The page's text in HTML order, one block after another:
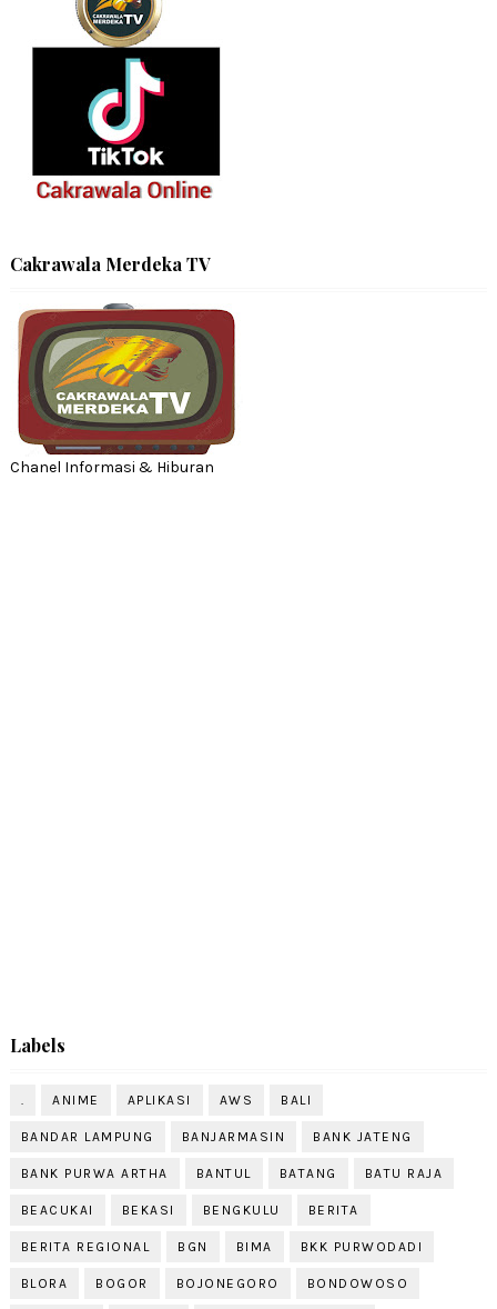
Cakrawala Merdeka TV
Chanel Informasi & Hiburan
Labels
. ANIME APLIKASI AWS BALI
BANDAR LAMPUNG BANJARMASIN BANK JATENG
BANK PURWA ARTHA BANTUL BATANG BATU RAJA
BEACUKAI BEKASI BENGKULU BERITA
BERITA REGIONAL BGN BIMA BKK PURWODADI
BLORA BOGOR BOJONEGORO BONDOWOSO